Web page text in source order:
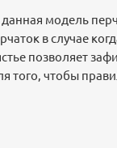
модель
в случае
позволяет
того, чтобы